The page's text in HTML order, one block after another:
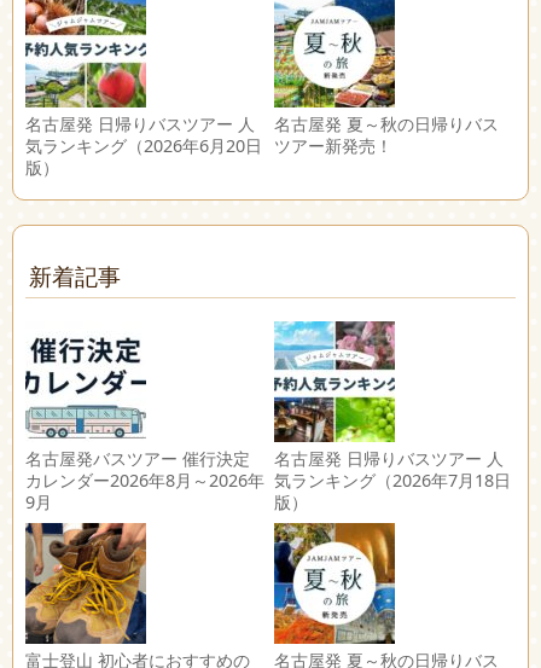
名古屋発 日帰りバスツアー 人
気ランキング（2026年6月20日
版）
名古屋発 夏～秋の日帰りバス
ツアー新発売！
新着記事
名古屋発バスツアー 催行決定
カレンダー2026年8月～2026年
9月
名古屋発 日帰りバスツアー 人
気ランキング（2026年7月18日
版）
富士登山 初心者におすすめの
名古屋発 夏～秋の日帰りバス